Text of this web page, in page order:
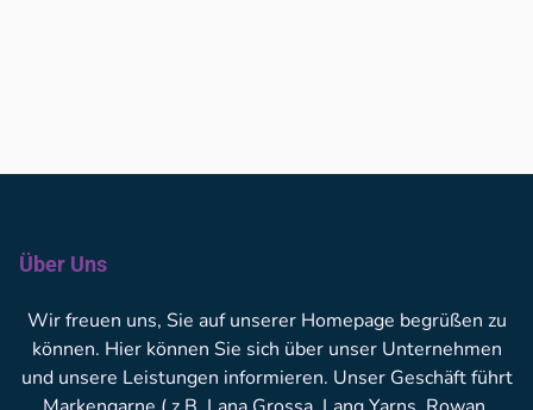
Über Uns
Wir freuen uns, Sie auf unserer Homepage begrüßen zu
können. Hier können Sie sich über unser Unternehmen
und unsere Leistungen informieren. Unser Geschäft führt